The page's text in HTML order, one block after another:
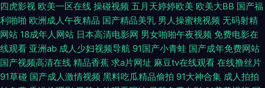
91N视频在线观看 天美mv免费mv 在线AⅤ 青草狼人社区 色色的小视频 欧美
超碰在线 肏屄第一视频亚洲 性爱社区 www9玖玖 91看片老湿免费电影 白丝
一区 变态另类电影av 国产高清成人在线 黄色香蕉福利视频网站 天天操B视
四虎影视 欧美一区在线 操碰视频 五月天婷婷欧美 欧美大BB 国产福
利啪啪 欧洲成人午夜精品 国产精品美乳 男人操蜜桃视频 无码射精
网站 18成年人网站 日本高清电影网 男女啪啪午夜视频 免费电影在
线观看 亚洲ab 成人少妇视频导航 91国产小青蛙 国产成年免费网站
国产视频高清在线 精品香蕉 求a片网址 麻豆tv在线观看 在线撸丝片
91草碰 国产成人激情视频 黑料吃瓜精品偷拍 91大神合集 成人拍拍